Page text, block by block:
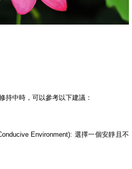
持中時，可以參考以下建議：
Environment): 選擇一個安靜且不